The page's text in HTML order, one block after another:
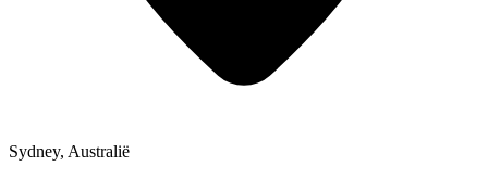
Sydney, Australië